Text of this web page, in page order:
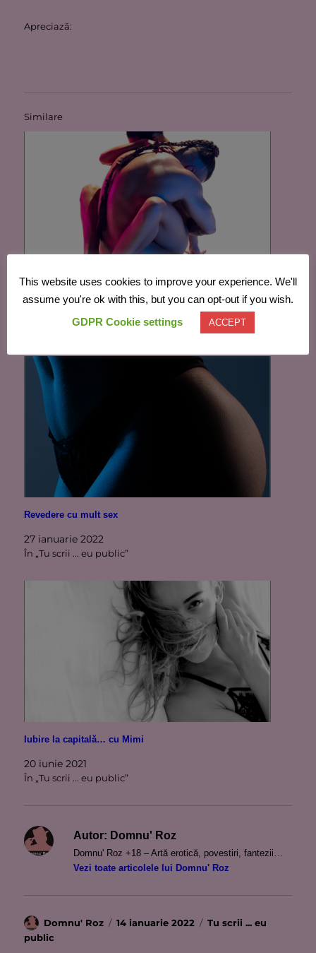
Apreciază:
Similare
În „Tu scrii ... eu public”
Revedere cu mult sex
27 ianuarie 2022
În „Tu scrii ... eu public”
Iubire la capitală… cu Mimi
20 iunie 2021
În „Tu scrii ... eu public”
Autor: Domnu' Roz
Domnu' Roz +18 – Artă erotică, povestiri, fantezii…
Vezi toate articolele lui Domnu' Roz
Autor
Domnu' Roz
Publicat
14 ianuarie 2022 Categorii
Tu scrii ... eu
public
This website uses cookies to improve your experience. We'll
assume you're ok with this, but you can opt-out if you wish.
GDPR Cookie settings
ACCEPT